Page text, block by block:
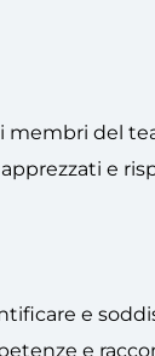
membri del
e
e
e